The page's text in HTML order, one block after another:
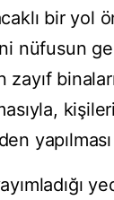
bir yol
nüfusun
zayıf